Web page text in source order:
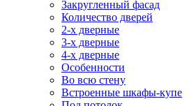
Закругленный фасад
Количество дверей
2-х дверные
3-х дверные
4-х дверные
Особенности
Во всю стену
Встроенные шкафы-купе